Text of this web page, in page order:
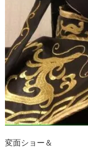
変面ショー＆